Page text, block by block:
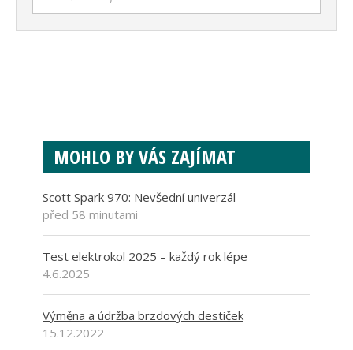
MOHLO BY VÁS ZAJÍMAT
Scott Spark 970: Nevšední univerzál
před 58 minutami
Test elektrokol 2025 – každý rok lépe
4.6.2025
Výměna a údržba brzdových destiček
15.12.2022